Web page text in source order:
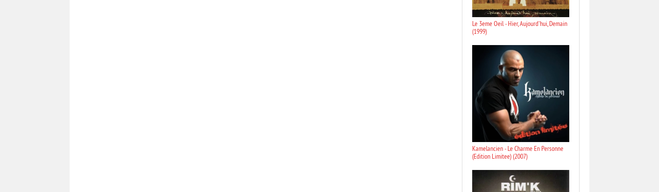
Le 3eme Oeil - Hier, Aujourd'hui, Demain
(1999)
Kamelancien - Le Charme En Personne
(Edition Limitee) (2007)